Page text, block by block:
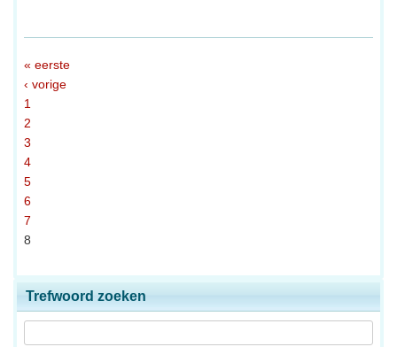
« eerste
‹ vorige
1
2
3
4
5
6
7
8
Trefwoord zoeken